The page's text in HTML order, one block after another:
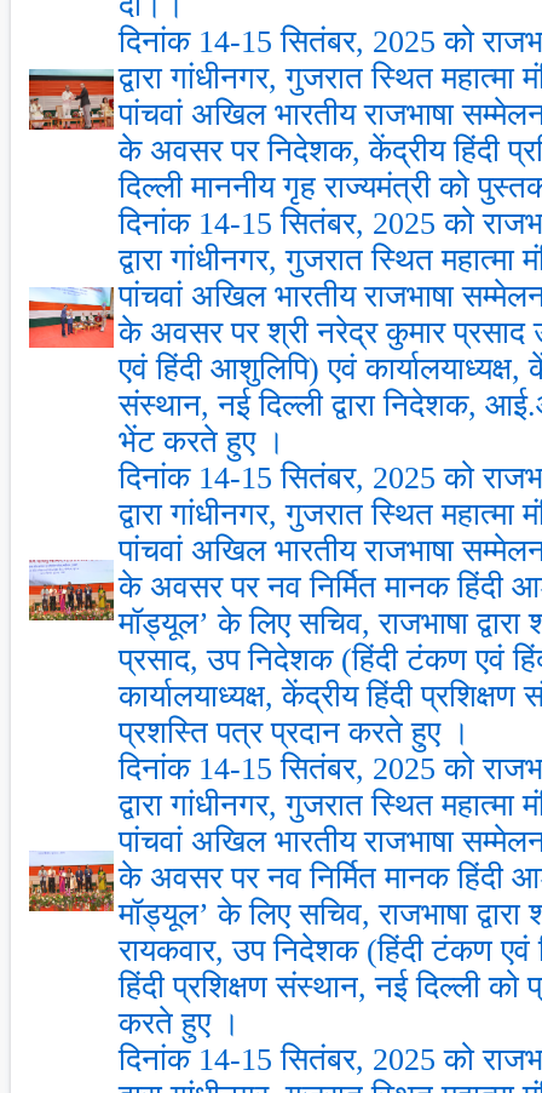
दिनांक 14-15 सितंबर, 2025 को
द्वारा गांधीनगर, गुजरात स्थित
पांचवां अखिल भारतीय राजभाषा
के अवसर पर निदेशक, केंद्रीय हिंदी
दिल्ली माननीय गृह राज्यमंत्री को
दिनांक 14-15 सितंबर, 2025 को
द्वारा गांधीनगर, गुजरात स्थित
पांचवां अखिल भारतीय राजभाषा
के अवसर पर श्री नरेद्र कुमार
एवं हिंदी आशुलिपि) एवं कार्यालयाध्यक्ष,
संस्थान, नई दिल्ली द्वारा निदेशक,
भेंट करते हुए ।
दिनांक 14-15 सितंबर, 2025 को
द्वारा गांधीनगर, गुजरात स्थित
पांचवां अखिल भारतीय राजभाषा
के अवसर पर नव निर्मित मानक हिंदी
मॉड्यूल’ के लिए सचिव, राजभाषा द्वारा
प्रसाद, उप निदेशक (हिंदी टंकण एवं
कार्यालयाध्यक्ष, केंद्रीय हिंदी
प्रशस्ति पत्र प्रदान करते हुए ।
दिनांक 14-15 सितंबर, 2025 को
द्वारा गांधीनगर, गुजरात स्थित
पांचवां अखिल भारतीय राजभाषा
के अवसर पर नव निर्मित मानक हिंदी
मॉड्यूल’ के लिए सचिव, राजभाषा द्वारा
रायकवार, उप निदेशक (हिंदी टंकण एवं
हिंदी प्रशिक्षण संस्थान, नई दिल्ली को
करते हुए ।
दिनांक 14-15 सितंबर, 2025 को